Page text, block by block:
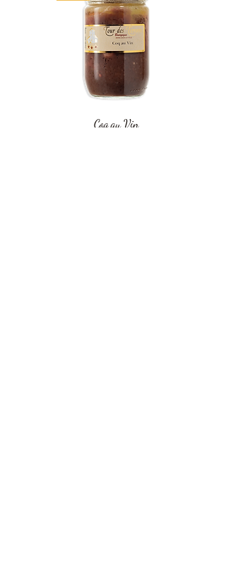
Coq au Vin